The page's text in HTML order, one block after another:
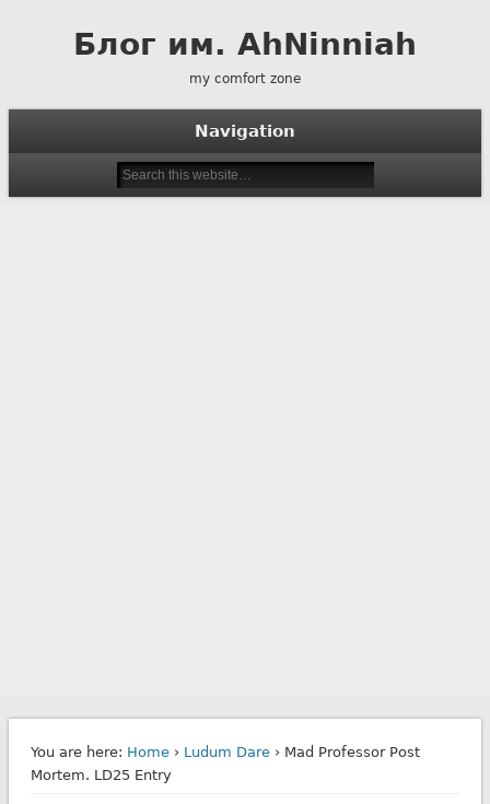
Блог им. AhNinniah
my comfort zone
Navigation
You are here: Home› Ludum Dare› Mad Professor Post
Mortem. LD25 Entry